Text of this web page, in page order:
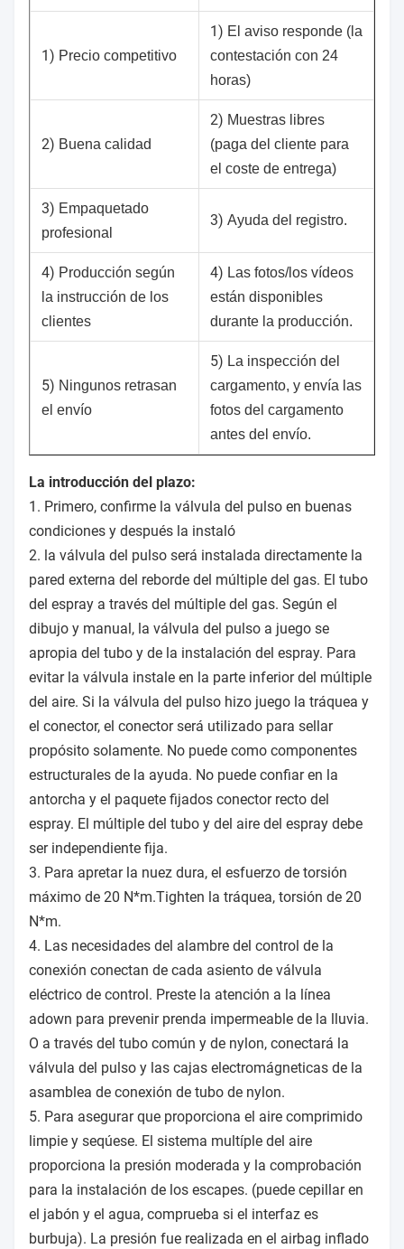
1) Precio competitivo
1) El aviso responde (la
contestación con 24
horas)
2) Buena calidad
2) Muestras libres
(paga del cliente para
el coste de entrega)
3) Empaquetado
profesional
3) Ayuda del registro.
4) Producción según
la instrucción de los
clientes
4) Las fotos/los vídeos
están disponibles
durante la producción.
5) Ningunos retrasan
el envío
5) La inspección del
cargamento, y envía las
fotos del cargamento
antes del envío.
La introducción del plazo:
1. Primero, confirme la válvula del pulso en buenas
condiciones y después la instaló
2. la válvula del pulso será instalada directamente la
pared externa del reborde del múltiple del gas. El tubo
del espray a través del múltiple del gas. Según el
dibujo y manual, la válvula del pulso a juego se
apropia del tubo y de la instalación del espray. Para
evitar la válvula instale en la parte inferior del múltiple
del aire. Si la válvula del pulso hizo juego la tráquea y
el conector, el conector será utilizado para sellar
propósito solamente. No puede como componentes
estructurales de la ayuda. No puede confiar en la
antorcha y el paquete fijados conector recto del
espray. El múltiple del tubo y del aire del espray debe
ser independiente fija.
3. Para apretar la nuez dura, el esfuerzo de torsión
máximo de 20 N*m.Tighten la tráquea, torsión de 20
N*m.
4. Las necesidades del alambre del control de la
conexión conectan de cada asiento de válvula
eléctrico de control. Preste la atención a la línea
adown para prevenir prenda impermeable de la lluvia.
O a través del tubo común y de nylon, conectará la
válvula del pulso y las cajas electromágneticas de la
asamblea de conexión de tubo de nylon.
5. Para asegurar que proporciona el aire comprimido
limpie y seqúese. El sistema multíple del aire
proporciona la presión moderada y la comprobación
para la instalación de los escapes. (puede cepillar en
el jabón y el agua, comprueba si el interfaz es
burbuja). La presión fue realizada en el airbag inflado